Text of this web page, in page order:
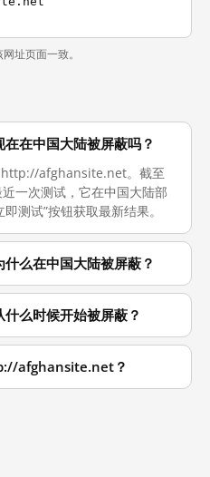
址页面一致。
在中国大陆被屏蔽吗？
http://afghansite.net。截至
一次测试，它在中国大陆部
测试”按钮获取最新结果。
么在中国大陆被屏蔽？
么时候开始被屏蔽？
afghansite.net？